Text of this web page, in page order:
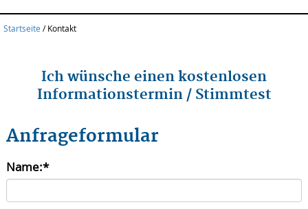
Startseite /Kontakt
Ich wünsche einen kostenlosen
Informationstermin / Stimmtest
Anfrageformular
Name:*